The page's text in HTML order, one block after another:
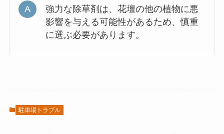
強力な除草剤は、花壇の他の植物に悪
影響を与える可能性があるため、慎重
に選ぶ必要があります。
駐車場トラブル